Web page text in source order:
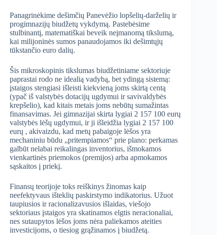
Panagrinėkime dešimčių Panevėžio lopšelių-darželių ir
progimnazijų biudžetų vykdymą. Pastebėsime
stulbinantį, matematiškai beveik neįmanomą tikslumą,
kai milijoninės sumos panaudojamos iki dešimtųjų
tūkstančio euro dalių.
Šis mikroskopinis tikslumas biudžetiniame sektoriuje
paprastai rodo ne idealią vadybą, bet ydingą sistemą:
įstaigos stengiasi išleisti kiekvieną joms skirtą centą
(ypač iš valstybės dotacijų ugdymui ir savivaldybės
krepšelio), kad kitais metais joms nebūtų sumažintas
finansavimas. Jei gimnazijai skirta lygiai 2 157 100 eurų
valstybės lėšų ugdymui, ir ji išleidžia lygiai 2 157 100
eurų , akivaizdu, kad metų pabaigoje lėšos yra
mechaniniu būdu „pritempiamos“ prie plano: perkamas
galbūt nelabai reikalingas inventorius, išmokamos
vienkartinės priemokos (premijos) arba apmokamos
sąskaitos į priekį.
Finansų teorijoje toks reiškinys žinomas kaip
neefektyvaus išteklių paskirstymo indikatorius. Užuot
taupiusios ir racionalizavusios išlaidas, viešojo
sektoriaus įstaigos yra skatinamos elgtis neracionaliai,
nes sutaupytos lėšos joms nėra paliekamos ateities
investicijoms, o tiesiog grąžinamos į biudžetą.